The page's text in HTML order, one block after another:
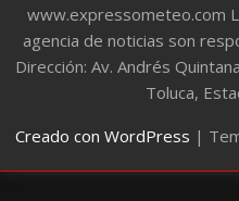
www.expressometeo.com
agencia de noticias son
Dirección: Av. Andrés
Toluca,
Creado con WordPress |